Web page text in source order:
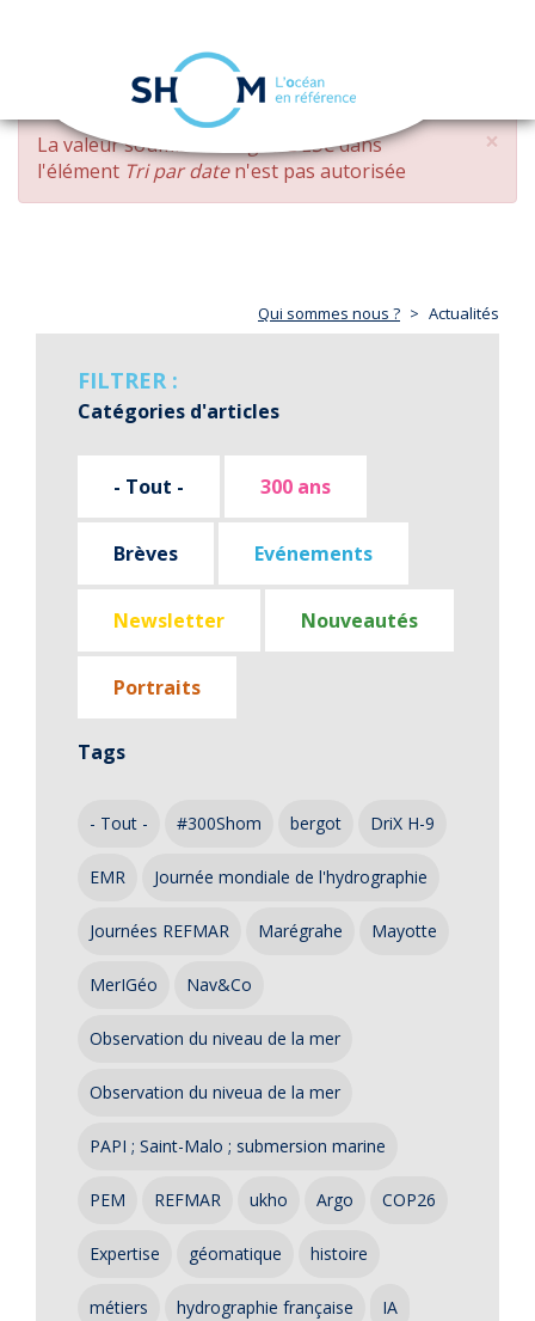
Aller
contenu
principal
navigation
×
MESSAGE
D'ERREUR
La valeur soumise changed DESCdans
l'élément Tri par daten'est pas autorisée
Qui sommes nous ? Actualités
FILTRER :
Catégories d'articles
- Tout - 300 ans
Brèves Evénements
Newsletter Nouveautés
Portraits
Tags
- Tout - #300Shom bergot DriX H-9
EMR Journée mondiale de l'hydrographie
Journées REFMAR Marégrahe Mayotte
MerIGéo Nav&Co
Observation du niveau de la mer
Observation du niveua de la mer
PAPI ; Saint-Malo ; submersion marine
PEM REFMAR ukho Argo COP26
Expertise géomatique histoire
métiers hydrographie française IA